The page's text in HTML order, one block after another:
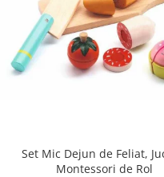
Set Mic Dejun de Feliat,
Montessori de Rol